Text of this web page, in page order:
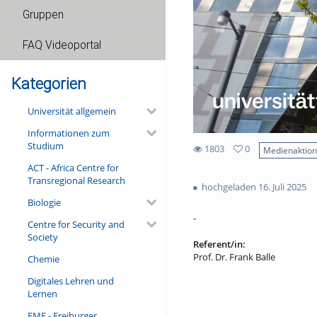
Gruppen
FAQ Videoportal
Kategorien
Universität allgemein
Informationen zum
Studium
ACT - Africa Centre for
Transregional Research
Biologie
Centre for Security and
Society
Chemie
Digitales Lehren und
Lernen
1803
views
0
hochgeladen 16. Juli 2025
-
Referent/in:
Prof. Dr. Frank Balle